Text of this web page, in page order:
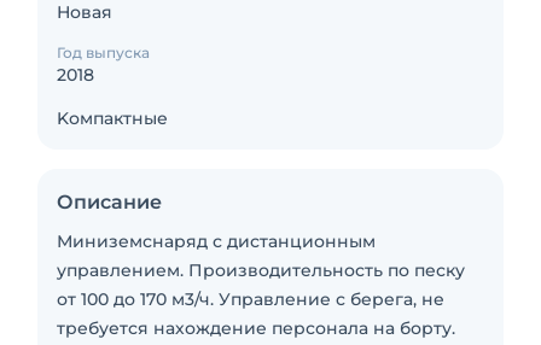
Новая
Год выпуска
2018
Kомпактные
Описание
Миниземснаряд с дистанционным
управлением. Производительность по песку
от 100 до 170 м3/ч. Управление с берега, не
требуется нахождение персонала на борту.